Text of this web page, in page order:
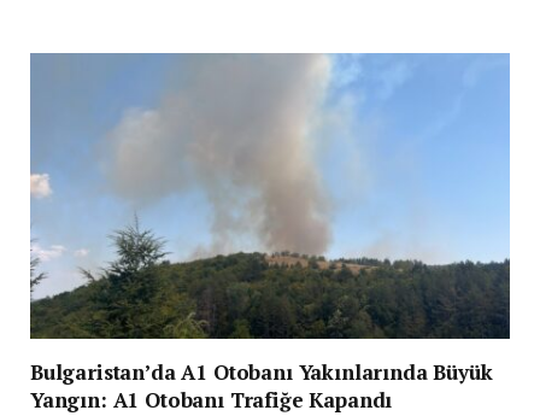
Bulgaristan’da A1 Otobanı Yakınlarında Büyük
Yangın: A1 Otobanı Trafiğe Kapandı